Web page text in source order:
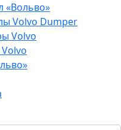
«Вольво»
Volvo Dumper
Volvo